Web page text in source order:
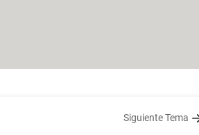
Siguiente Tema